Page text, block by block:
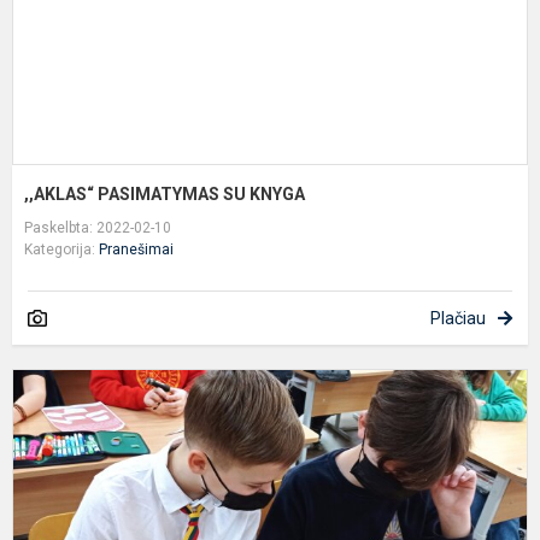
,,AKLAS“ PASIMATYMAS SU KNYGA
Paskelbta: 2022-02-10
Kategorija: Pranešimai
Plačiau